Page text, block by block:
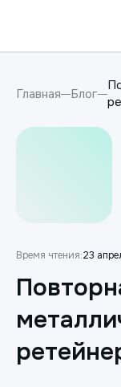
Главная Блог
Время чтения:23